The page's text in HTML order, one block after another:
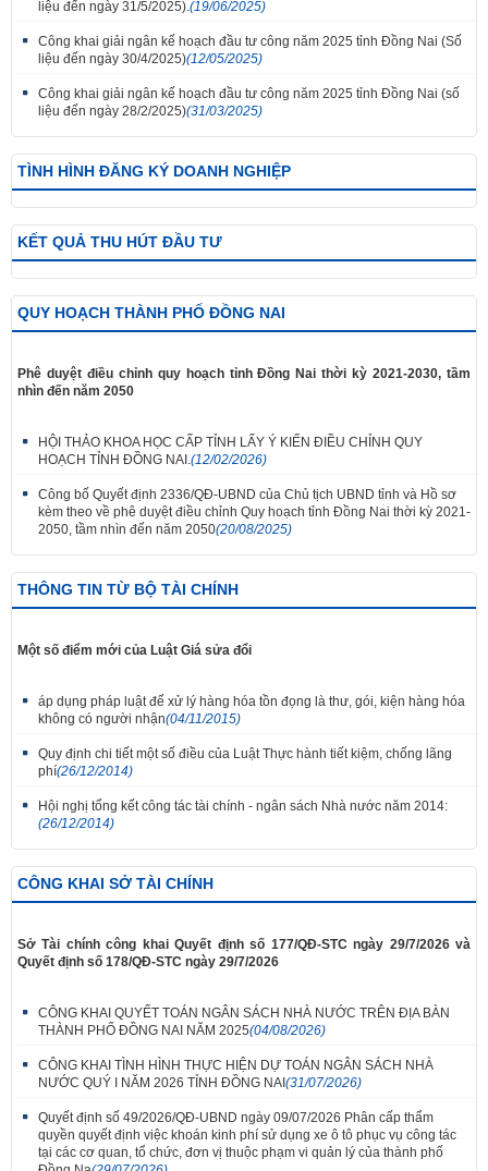
liệu đến ngày 31/5/2025). (19/06/2025)
Công khai giải ngân kế hoạch đầu tư công năm 2025 tỉnh Đồng Nai (Số
liệu đến ngày 30/4/2025)(12/05/2025)
Công khai giải ngân kế hoạch đầu tư công năm 2025 tỉnh Đồng Nai (số
liệu đến ngày 28/2/2025)(31/03/2025)
TÌNH HÌNH ĐĂNG KÝ DOANH NGHIỆP
KẾT QUẢ THU HÚT ĐẦU TƯ
QUY HOẠCH THÀNH PHỐ ĐỒNG NAI
Phê duyệt điều chỉnh quy hoạch tỉnh Đồng Nai thời kỳ 2021-2030, tầm
nhìn đến năm 2050
HỘI THẢO KHOA HỌC CẤP TỈNH LẤY Ý KIẾN ĐIỀU CHỈNH QUY
HOẠCH TỈNH ĐỒNG NAI. (12/02/2026)
Công bố Quyết định 2336/QĐ-UBND của Chủ tịch UBND tỉnh và Hồ sơ
kèm theo về phê duyệt điều chỉnh Quy hoạch tỉnh Đồng Nai thời kỳ 2021-
2050, tầm nhìn đến năm 2050(20/08/2025)
THÔNG TIN TỪ BỘ TÀI CHÍNH
Một số điểm mới của Luật Giá sửa đổi
áp dụng pháp luật để xử lý hàng hóa tồn đọng là thư, gói, kiện hàng hóa
không có người nhận(04/11/2015)
Quy định chi tiết một số điều của Luật Thực hành tiết kiệm, chống lãng
phí(26/12/2014)
Hội nghị tổng kết công tác tài chính - ngân sách Nhà nước năm 2014:
(26/12/2014)
CÔNG KHAI SỞ TÀI CHÍNH
Sở Tài chính công khai Quyết định số 177/QĐ-STC ngày 29/7/2026 và
Quyết định số 178/QĐ-STC ngày 29/7/2026
CÔNG KHAI QUYẾT TOÁN NGÂN SÁCH NHÀ NƯỚC TRÊN ĐỊA BÀN
THÀNH PHỐ ĐỒNG NAI NĂM 2025(04/08/2026)
CÔNG KHAI TÌNH HÌNH THỰC HIỆN DỰ TOÁN NGÂN SÁCH NHÀ
NƯỚC QUÝ I NĂM 2026 TỈNH ĐỒNG NAI(31/07/2026)
Quyết định số 49/2026/QĐ-UBND ngày 09/07/2026 Phân cấp thẩm
quyền quyết định việc khoán kinh phí sử dụng xe ô tô phục vụ công tác
tại các cơ quan, tổ chức, đơn vị thuộc phạm vi quản lý của thành phố